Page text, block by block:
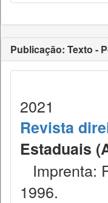
Publicação: Texto -
2021
Revista
Estaduais
Imprenta:
1996.